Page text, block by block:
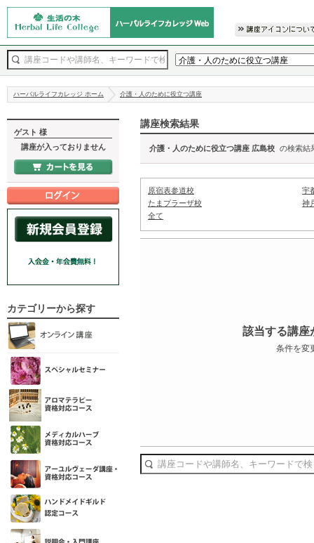
ハーバルライフカレッジ ホーム 介護・人のために役立つ講座
ゲスト 様
講座が入っておりません
カテゴリーから探す
講座検索結果
介護・人のために役立つ講座 広島校 の検索結
原宿表参道校
宇
たまプラーザ校
神
全て
該当する講座
条件を変